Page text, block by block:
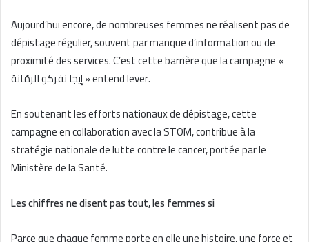
Aujourd’hui encore, de nombreuses femmes ne réalisent pas de
dépistage régulier, souvent par manque d’information ou de
proximité des services. C’est cette barrière que la campagne «
إيجا نفركو الرمّانة » entend lever.
En soutenant les efforts nationaux de dépistage, cette
campagne en collaboration avec la STOM, contribue à la
stratégie nationale de lutte contre le cancer, portée par le
Ministère de la Santé.
Les chiffres ne disent pas tout, les femmes si